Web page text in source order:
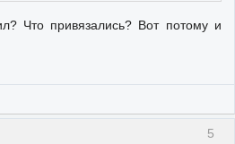
Что привязались? Вот потому и
5